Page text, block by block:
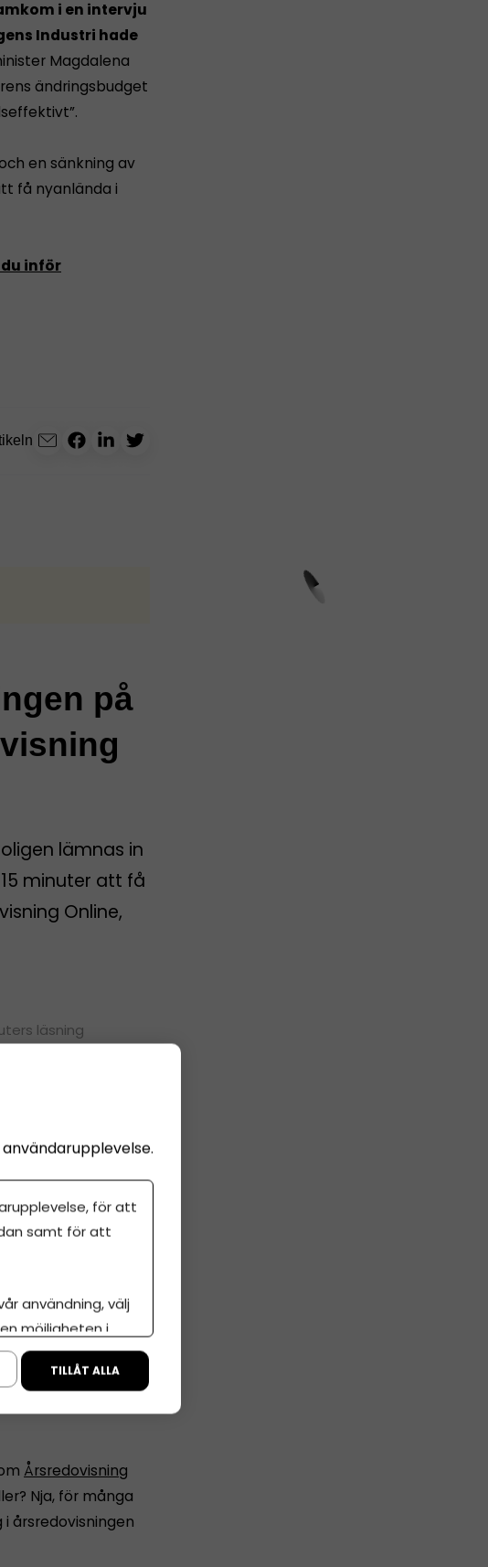
i en intervju
Industri hade
Magdalena
ändringsbudget
en sänkning av
få nyanlända i
inför
på
lämnas in
minuter att få
Online,
läsning
Årsredovisning
Nja, för många
årsredovisningen
för att
samt för att
användning, välj
möjligheten i
TILLÅT ALLA